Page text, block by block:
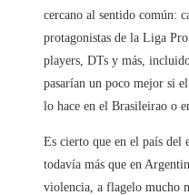
cercano al sentido común:
protagonistas de la Liga
players, DTs y más,
pasarían un poco mejor si
lo hace en el Brasileirao o
Es cierto que en el país del
todavía más que en
violencia, a flagelo mucho